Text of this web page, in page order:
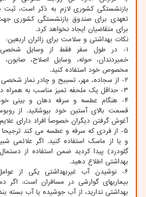
بازنشستگی کشوری لازم به ذکر است، ثبت
تعهدی برای صندوق بازنشستگی کشوری
برای متقاضیان ایجاد نخواهد کرد.
نکات بهداشتی و سلامت برای زائران اربعین:
۱- در طول سفر فقط از وسایل شخصی
خمیردندان، حوله، وسایل اصلاح، صابون،
مخصوص خود استفاده کنید.
۲- از سجاده، مهر، تسبیح و چادر نماز شخصی خود استفاده کنید.
۳- حداقل یک ملحفه تمیز مناسب به همراه داشته باشید.
۴- هنگام عطسه و سرفه دهان و بینی
قسمت بالای آستین خود بپوشانید. از
آغوش گرفتن دیگران خصوصاً افراد دارای
و یا از ماسک استفاده کنید. اگر علائمی
گلودرد) پیدا کردید ضمن استفاده از
بهداشتی اطلاع دهید.
۶- نوشیدن آب غیربهداشتی یکی از
بیماریهای گوارشی در مسافران است.
بهداشتی ندارید، از آب جوشیده یا آب بسته